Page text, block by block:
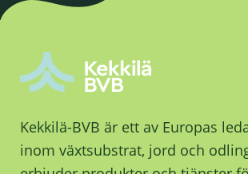
Kekkilä-BVB är ett av Europas
inom växtsubstrat, jord och